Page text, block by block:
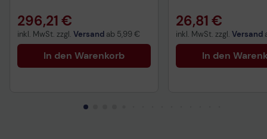
296,21 €
inkl. MwSt. zzgl. Versand ab 5,99 €
In den Warenkorb
26,81 €
inkl. MwSt. zzgl. Versand
In den